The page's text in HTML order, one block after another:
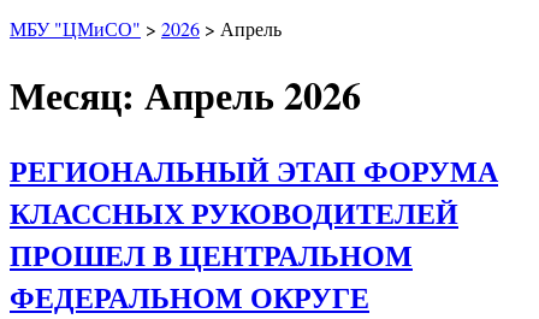
МБУ "ЦМиСО" > 2026 > Апрель
Месяц: Апрель 2026
РЕГИОНАЛЬНЫЙ ЭТАП ФОРУМА
КЛАССНЫХ РУКОВОДИТЕЛЕЙ
ПРОШЕЛ В ЦЕНТРАЛЬНОМ
ФЕДЕРАЛЬНОМ ОКРУГЕ